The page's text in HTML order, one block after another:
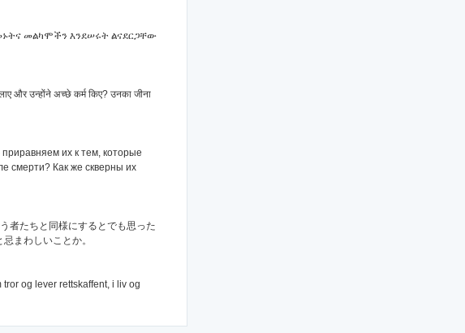
መልካሞችን እንደሠሩት ልናደርጋቸው
और उन्होंने अच्छे कर्म किए? उनका जीना
их к тем, которые
смерти? Как же скверны их
者たちと同様にするとでも思った
まわしいことか。
og lever rettskaffent, i liv og